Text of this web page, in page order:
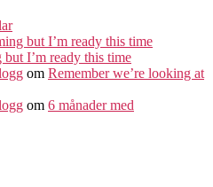
but I’m ready this time
I’m ready this time
om Remember we’re looking at
om 6 månader med